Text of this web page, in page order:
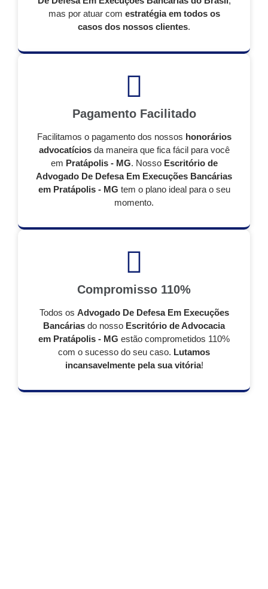
mas por atuar com estratégia em todos os
casos dos nossos clientes.
Pagamento Facilitado
Facilitamos o pagamento dos nossos honorários
advocatíciosda maneira que fica fácil para você
em Pratápolis - MG. Nosso Escritório de
Advogado De Defesa Em Execuções Bancárias
em Pratápolis - MG tem o plano ideal para o seu
momento.
Compromisso 110%
Todos os Advogado De Defesa Em Execuções
Bancárias do nosso Escritório de Advocacia
em Pratápolis - MG estão comprometidos 110%
com o sucesso do seu caso. Lutamos
incansavelmente pela sua vitória!